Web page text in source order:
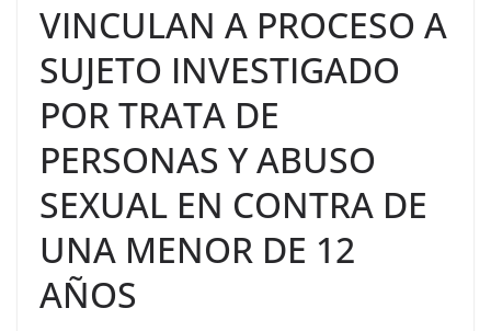
VINCULAN A PROCESO A
SUJETO INVESTIGADO
POR TRATA DE
PERSONAS Y ABUSO
SEXUAL EN CONTRA DE
UNA MENOR DE 12
AÑOS